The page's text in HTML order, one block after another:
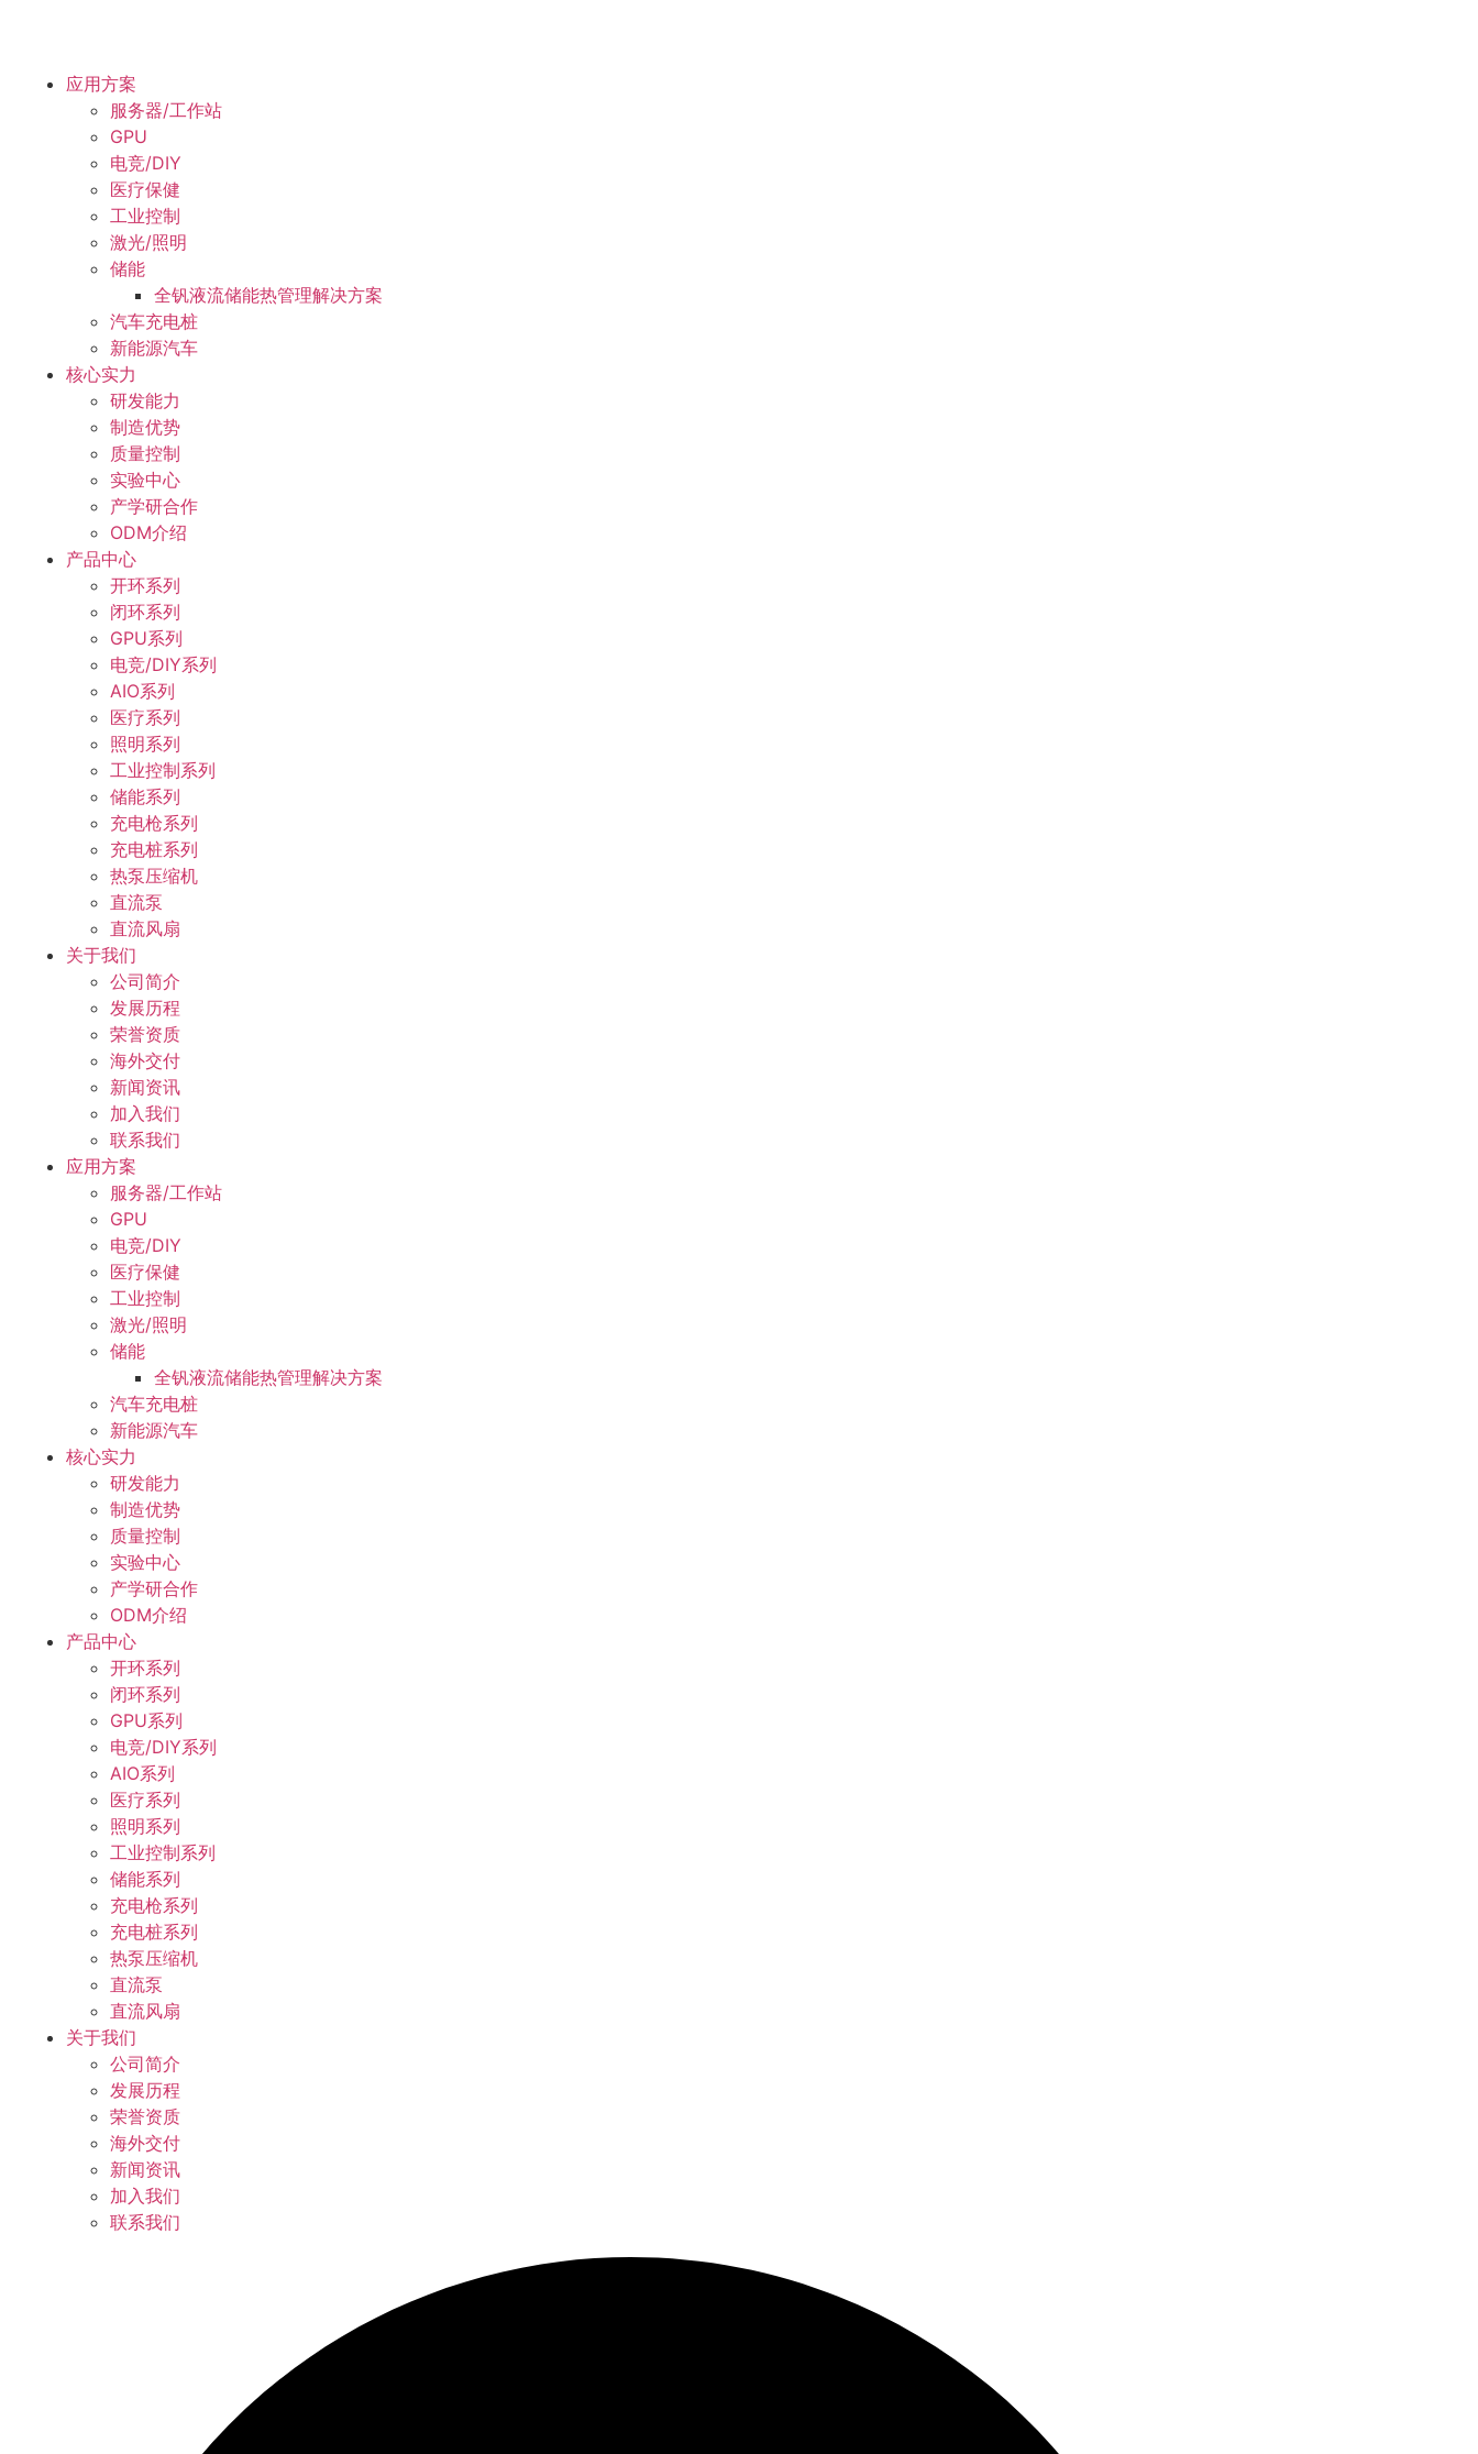
应用方案
服务器/工作站
GPU
电竞/DIY
医疗保健
工业控制
激光/照明
储能
全钒液流储能热管理解决方案
汽车充电桩
新能源汽车
核心实力
研发能力
制造优势
质量控制
实验中心
产学研合作
ODM介绍
产品中心
开环系列
闭环系列
GPU系列
电竞/DIY系列
AIO系列
医疗系列
照明系列
工业控制系列
储能系列
充电枪系列
充电桩系列
热泵压缩机
直流泵
直流风扇
关于我们
公司简介
发展历程
荣誉资质
海外交付
新闻资讯
加入我们
联系我们
应用方案
服务器/工作站
GPU
电竞/DIY
医疗保健
工业控制
激光/照明
储能
全钒液流储能热管理解决方案
汽车充电桩
新能源汽车
核心实力
研发能力
制造优势
质量控制
实验中心
产学研合作
ODM介绍
产品中心
开环系列
闭环系列
GPU系列
电竞/DIY系列
AIO系列
医疗系列
照明系列
工业控制系列
储能系列
充电枪系列
充电桩系列
热泵压缩机
直流泵
直流风扇
关于我们
公司简介
发展历程
荣誉资质
海外交付
新闻资讯
加入我们
联系我们